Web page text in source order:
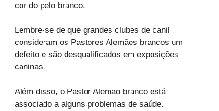
cor do pelo branco.
Lembre-se de que grandes clubes de canil
consideram os Pastores Alemães brancos um
defeito e são desqualificados em exposições
caninas.
Além disso, o Pastor Alemão branco está
associado a alguns problemas de saúde.